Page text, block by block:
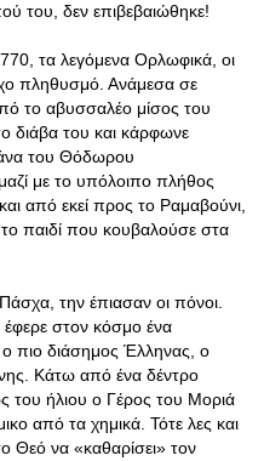
του, δεν επιβεβαιώθηκε!
τα λεγόμενα Ορλωφικά, οι
πληθυσμό. Ανάμεσα σε
το αβυσσαλέο μίσος του
διάβα του και κάρφωνε
του Θόδωρου
με το υπόλοιπο πλήθος
από εκεί προς το Ραμαβούνι,
το παιδί που κουβαλούσε στα
την έπιασαν οι πόνοι.
στον κόσμο ένα
ο πιο διάσημος Έλληνας, ο
Κάτω από ένα δέντρο
του ήλιου ο Γέρος του Μοριά
από τα χημικά. Τότε λες και
Θεό να «καθαρίσει» τον